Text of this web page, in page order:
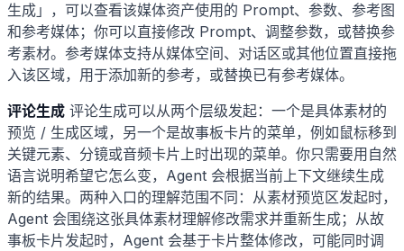
生成」，可以查看该媒体资产使用的 Prompt、参数、参考图
和参考媒体；你可以直接修改 Prompt、调整参数，或替换参
考素材。参考媒体支持从媒体空间、对话区或其他位置直接拖
入该区域，用于添加新的参考，或替换已有参考媒体。
评论生成 评论生成可以从两个层级发起：一个是具体素材的
预览 / 生成区域，另一个是故事板卡片的菜单，例如鼠标移到
关键元素、分镜或音频卡片上时出现的菜单。你只需要用自然
语言说明希望它怎么变，Agent 会根据当前上下文继续生成
新的结果。两种入口的理解范围不同：从素材预览区发起时，
Agent 会围绕这张具体素材理解修改需求并重新生成；从故
事板卡片发起时，Agent 会基于卡片整体修改，可能同时调